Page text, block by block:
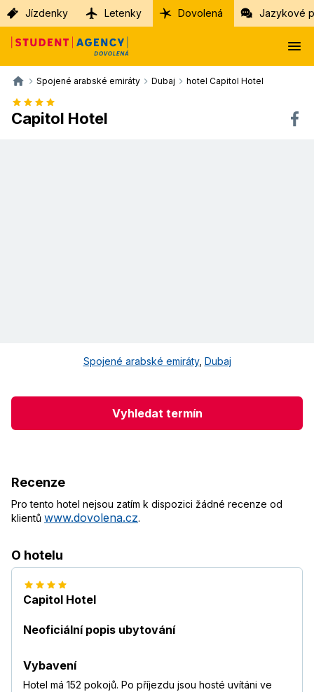
Jízdenky Letenky Dovolená Jazykové
Spojené arabské emiráty Dubaj hotel Capitol Hotel
Capitol Hotel
Spojené arabské emiráty, Dubaj
Vyhledat termín
Recenze
Pro tento hotel nejsou zatím k dispozici žádné recenze od
klientů www.dovolena.cz.
O hotelu
Capitol Hotel
Neoficiální popis ubytování
Vybavení
Hotel má 152 pokojů. Po příjezdu jsou hosté uvítáni ve